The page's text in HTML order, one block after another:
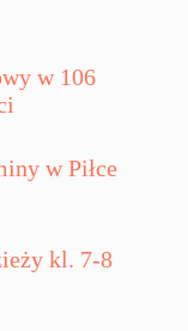
w 106
w Piłce
kl. 7-8